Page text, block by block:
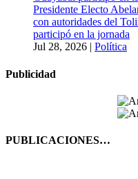
Presidente Electo
con autoridades del
participó en la jornada
Jul 28, 2026 | Política
Publicidad
PUBLICACIONES…